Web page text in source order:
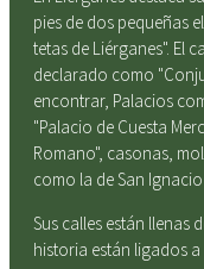
pies de dos pequeñas
tetas de Liérganes". El
declarado como
encontrar, Palacios
"Palacio de Cuesta
Romano", casonas,
como la de San
Sus calles están llenas
historia están ligados